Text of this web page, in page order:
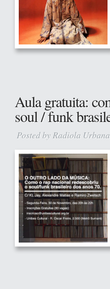
Aula gratuita:
soul / funk
Posted by Radiola Urbana